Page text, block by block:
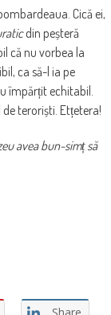
Cică ei,
din peșteră
că nu vorbea la
ca să-l ia pe
împărțit echitabil.
teroriști. Etțetera!
avea bun-simț să
Share